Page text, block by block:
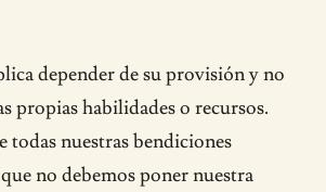
depender de su provisión y no
propias habilidades o recursos.
todas nuestras bendiciones
no debemos poner nuestra